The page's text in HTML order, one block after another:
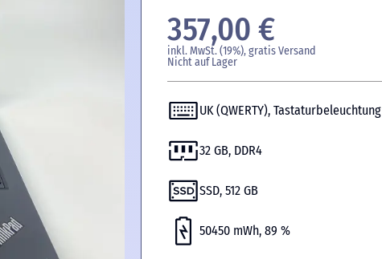
357,00 €
inkl. MwSt. (19%), gratis Versand
Nicht auf Lager
UK (QWERTY), Tastaturbeleuchtung
32 GB, DDR4
SSD, 512 GB
50450 mWh, 89 %